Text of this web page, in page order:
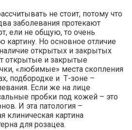
не стоит, потому что
заболевания протекают
ели не общую, то очень
Но основное отличие
открытых и закрытых
открытые и закрытые
«любимые» места скопления
подбородке и Т-зоне –
Если же на лице
пробки под кожей – это
И эта патология –
клиническая картина
для розацеа.